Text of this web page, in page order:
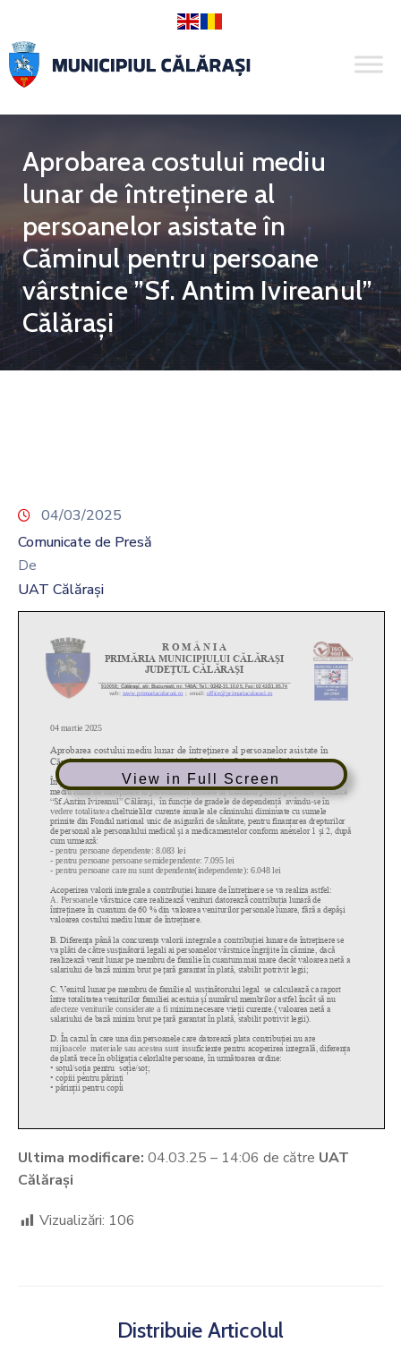
Aprobarea costului mediu
lunar de întreţinere al
persoanelor asistate în
Căminul pentru persoane
vârstnice ”Sf. Antim Ivireanul”
Călăraşi
04/03/2025
Comunicate de Presă
De
UAT Călărași
View in Full Screen
Ultima modificare: 04.03.25 – 14:06 de către UAT
Călărași
Vizualizări: 106
Distribuie Articolul